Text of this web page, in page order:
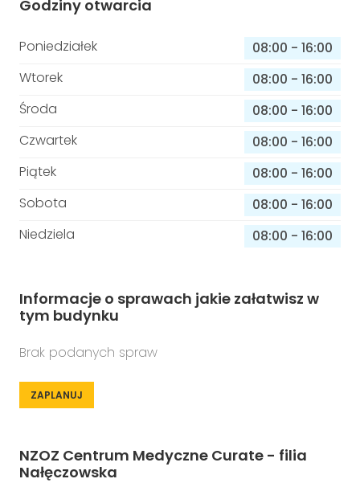
Godziny otwarcia
Poniedziałek 08:00 - 16:00
Wtorek
08:00 - 16:00
Środa
08:00 - 16:00
Czwartek
08:00 - 16:00
Piątek
08:00 - 16:00
Sobota
08:00 - 16:00
Niedziela
08:00 - 16:00
Informacje o sprawach jakie załatwisz w
tym budynku
Brak podanych spraw
ZAPLANUJ
NZOZ Centrum Medyczne Curate - filia
Nałęczowska